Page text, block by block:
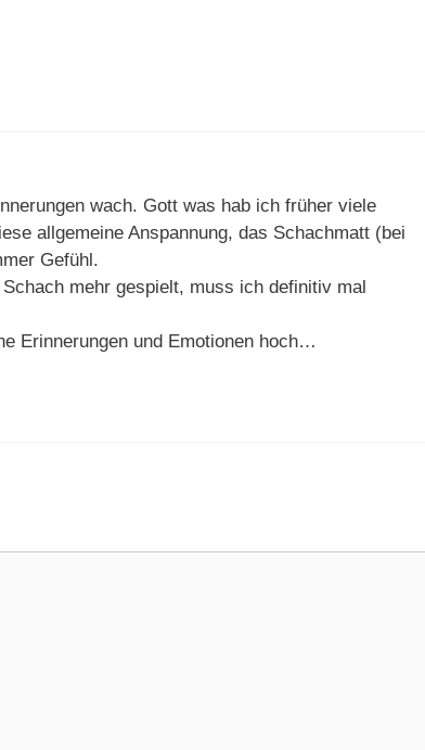
wach. Gott was hab ich früher viele
allgemeine Anspannung, das Schachmatt (bei
Gefühl.
mehr gespielt, muss ich definitiv mal
Erinnerungen und Emotionen hoch…